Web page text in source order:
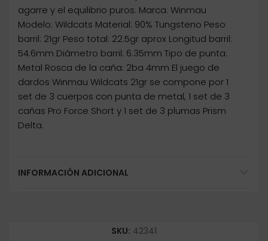
agarre y el equilibrio puros. Marca: Winmau
Modelo: Wildcats Material: 90% Tungsteno Peso
barril: 21gr Peso total: 22.5gr aprox Longitud barril:
54.6mm Diámetro barril: 6.35mm Tipo de punta:
Metal Rosca de la caña: 2ba 4mm El juego de
dardos Winmau Wildcats 21gr se compone por 1
set de 3 cuerpos con punta de metal, 1 set de 3
cañas Pro Force Short y 1 set de 3 plumas Prism
Delta.
INFORMACIÓN ADICIONAL
SKU: 42341